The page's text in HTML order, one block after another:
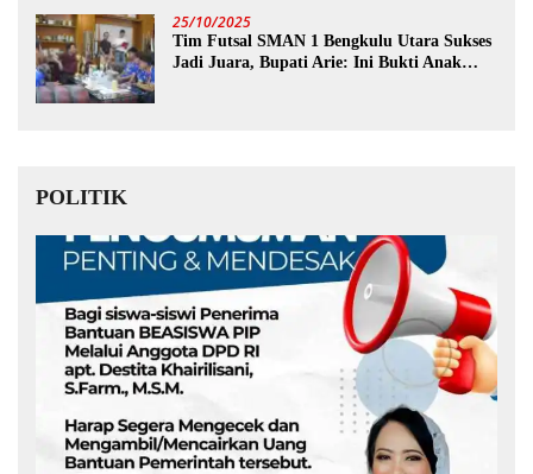
25/10/2025
Tim Futsal SMAN 1 Bengkulu Utara Sukses
Jadi Juara, Bupati Arie: Ini Bukti Anak
POLITIK